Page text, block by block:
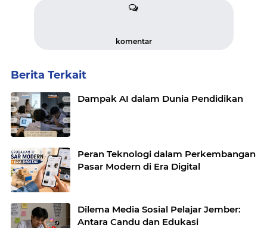
komentar
Berita Terkait
Dampak AI dalam Dunia Pendidikan
Peran Teknologi dalam Perkembangan
Pasar Modern di Era Digital
Dilema Media Sosial Pelajar Jember:
Antara Candu dan Edukasi